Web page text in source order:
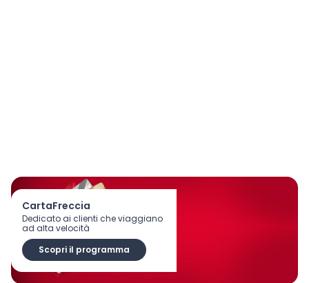
CartaFreccia
Dedicato ai clienti che viaggiano
ad alta velocità
Scopri il programma